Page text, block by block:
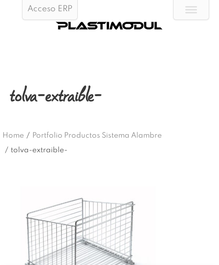
Acceso ERP
tolva-extraible-
Home / Portfolio Productos Sistema Alambre
/ tolva-extraible-